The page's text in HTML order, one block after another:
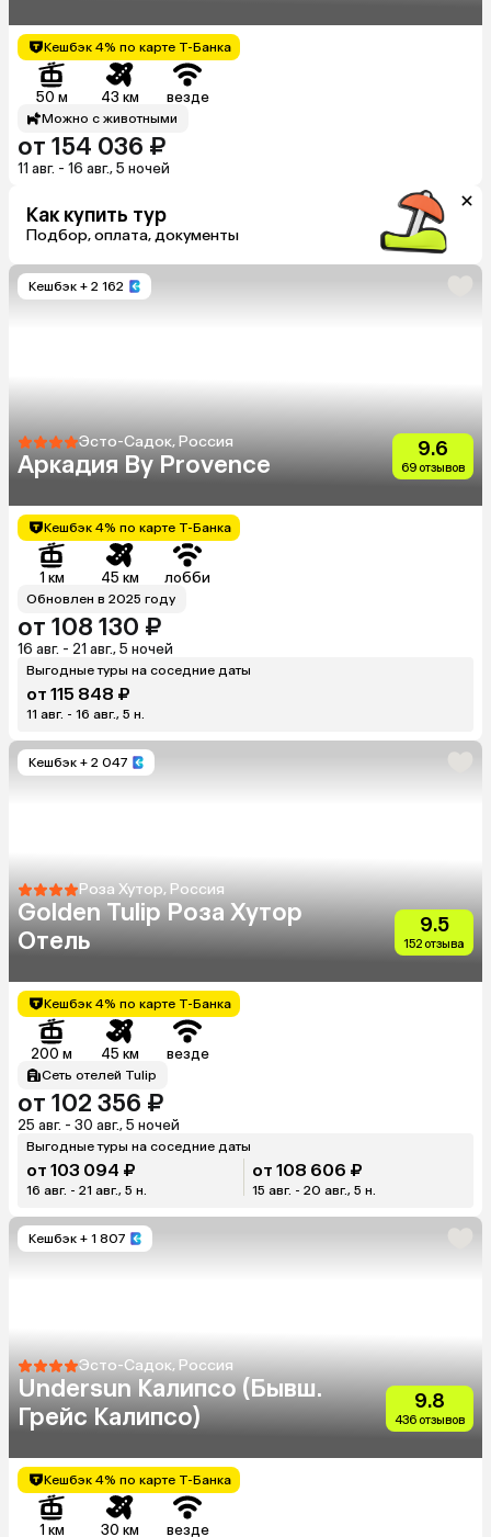
Кешбэк 4% по карте Т-Банка
50 м 43 км везде
Можно с животными
от 154 036 ₽
11 авг. - 16 авг., 5 ночей
Как купить тур
Подбор, оплата, документы
Кешбэк + 2 162
Эсто-Садок, Россия
Аркадия By Provence
9.6
69 отзывов
Кешбэк 4% по карте Т-Банка
1 км 45 км лобби
Обновлен в 2025 году
от 108 130 ₽
16 авг. - 21 авг., 5 ночей
Выгодные туры на соседние даты
от 115 848 ₽
11 авг. - 16 авг., 5 н.
Кешбэк + 2 047
Роза Хутор, Россия
Golden Tulip Роза Хутор
Отель
9.5
152 отзыва
Кешбэк 4% по карте Т-Банка
200 м 45 км везде
Сеть отелей Tulip
от 102 356 ₽
25 авг. - 30 авг., 5 ночей
Выгодные туры на соседние даты
от 103 094 ₽
16 авг. - 21 авг., 5 н.
от 108 606 ₽
15 авг. - 20 авг., 5 н.
Кешбэк + 1 807
Эсто-Садок, Россия
Undersun Калипсо (Бывш.
Грейс Калипсо)
9.8
436 отзывов
Кешбэк 4% по карте Т-Банка
1 км 30 км везде